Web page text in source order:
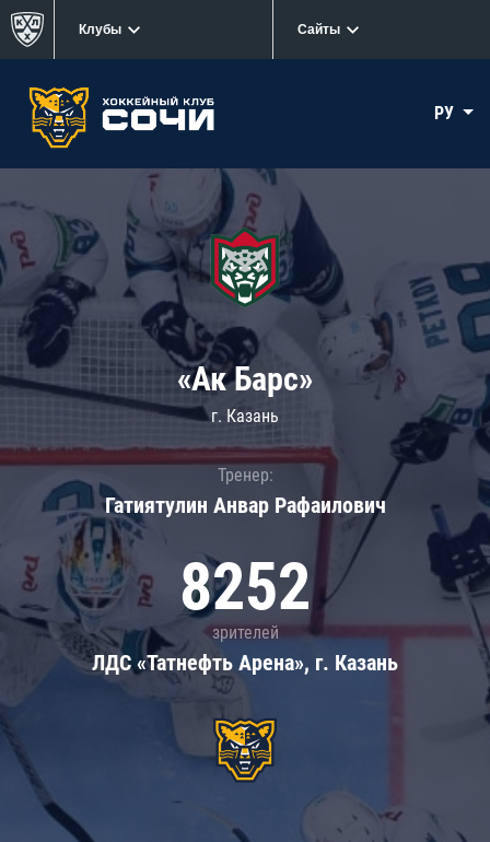
Клубы Сайты
РУ
«Ак Барс»
г. Казань
Тренер:
Гатиятулин Анвар Рафаилович
8252
зрителей
ЛДС «Татнефть Арена», г. Казань